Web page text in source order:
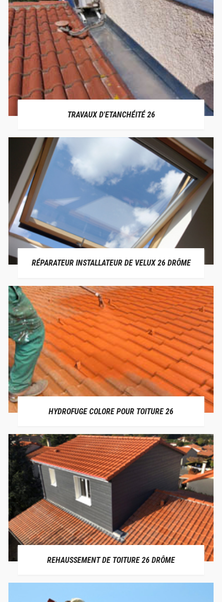
TRAVAUX D'ETANCHÉITÉ 26
RÉPARATEUR INSTALLATEUR DE VELUX 26 DRÔME
HYDROFUGE COLORE POUR TOITURE 26
REHAUSSEMENT DE TOITURE 26 DRÔME